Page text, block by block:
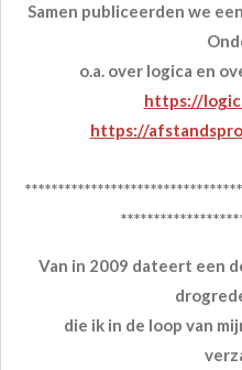
Samen publiceerden we
o.a. over logica en
https://
https://
Van in 2009 dateert een
die ik in de loop van